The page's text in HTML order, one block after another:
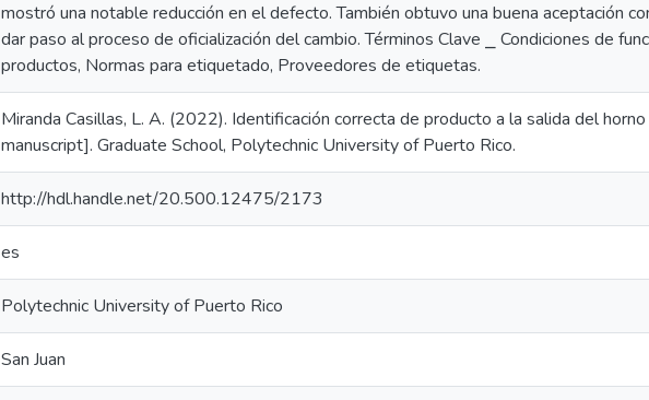
mostró una notable reducción en el defecto. También obtuvo una buena aceptación
dar paso al proceso de oficialización del cambio. Términos Clave ⎯ Condiciones de
productos, Normas para etiquetado, Proveedores de etiquetas.
Miranda Casillas, L. A. (2022). Identificación correcta de producto a la salida del
manuscript]. Graduate School, Polytechnic University of Puerto Rico.
http://hdl.handle.net/20.500.12475/2173
es
Polytechnic University of Puerto Rico
San Juan